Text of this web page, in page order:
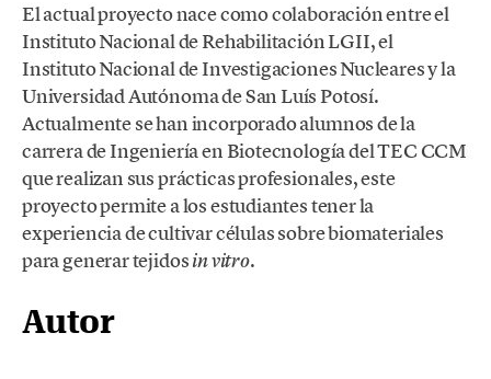
El actual proyecto nace como colaboración entre el
Instituto Nacional de Rehabilitación LGII, el
Instituto Nacional de Investigaciones Nucleares y la
Universidad Autónoma de San Luís Potosí.
Actualmente se han incorporado alumnos de la
carrera de Ingeniería en Biotecnología del TEC CCM
que realizan sus prácticas profesionales, este
proyecto permite a los estudiantes tener la
experiencia de cultivar células sobre biomateriales
para generar tejidosin vitro.
Autor